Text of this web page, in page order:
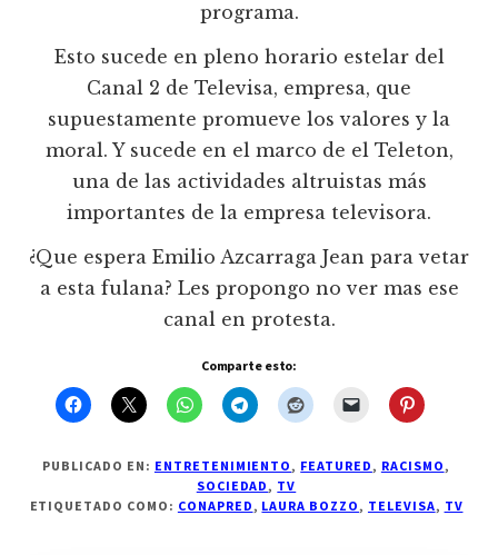
programa.
Esto sucede en pleno horario estelar del
Canal 2 de Televisa, empresa, que
supuestamente promueve los valores y la
moral. Y sucede en el marco de el Teleton,
una de las actividades altruistas más
importantes de la empresa televisora.
¿Que espera Emilio Azcarraga Jean para vetar
a esta fulana? Les propongo no ver mas ese
canal en protesta.
Comparte esto:
PUBLICADO EN: ENTRETENIMIENTO, FEATURED, RACISMO,
SOCIEDAD, TV
ETIQUETADO COMO: CONAPRED, LAURA BOZZO, TELEVISA, TV